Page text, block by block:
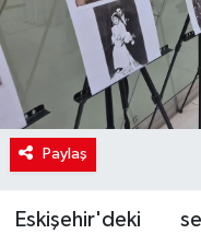
Paylaş
Eskişehir'deki